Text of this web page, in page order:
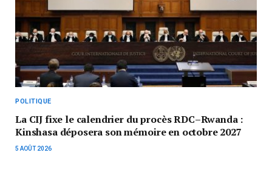
POLITIQUE
La CIJ fixe le calendrier du procès RDC–Rwanda :
Kinshasa déposera son mémoire en octobre 2027
5 AOÛT 2026